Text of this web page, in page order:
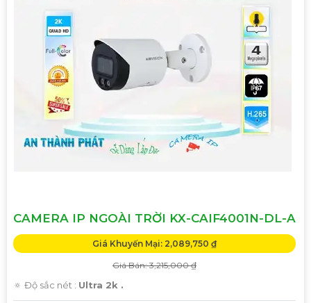
CAMERA IP NGOÀI TRỜI KX-CAIF4001N-DL-A
Giá Khuyến Mại: 2,089,750 ₫
Giá Bán: 3,215,000 ₫
🔅 Độ sắc nét : Ultra 2k .